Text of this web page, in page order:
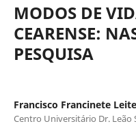
MODOS DE
CEARENSE:
PESQUISA
Francisco Francinete
Centro Universitário Dr. Leão